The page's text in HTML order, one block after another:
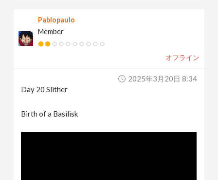
Pablopaulo
Member
オフライン
2025年3月20日 8:34
Day 20 Slither
Birth of a Basilisk